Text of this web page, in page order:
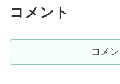
コメント
コメ